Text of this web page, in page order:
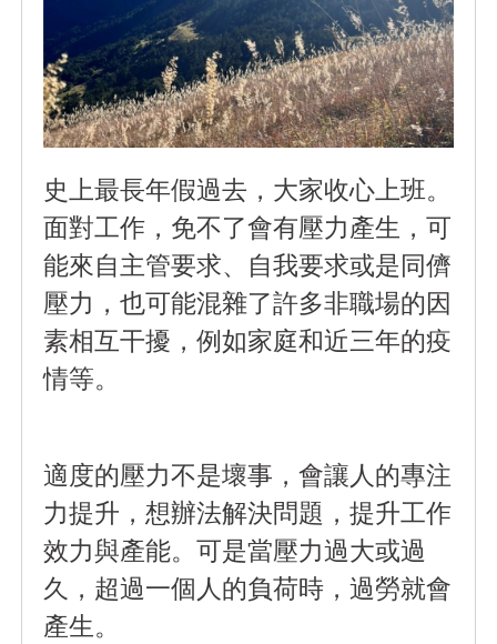
史上最長年假過去，大家收心上班。
面對工作，免不了會有壓力產生，可
能來自主管要求、自我要求或是同儕
壓力，也可能混雜了許多非職場的因
素相互干擾，例如家庭和近三年的疫
情等。
適度的壓力不是壞事，會讓人的專注
力提升，想辦法解決問題，提升工作
效力與產能。可是當壓力過大或過
久，超過一個人的負荷時，過勞就會
產生。